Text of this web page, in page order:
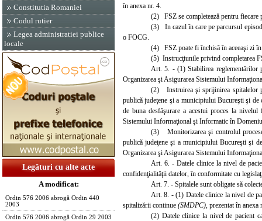
Constitutia Romaniei
Codul rutier
Legea administratiei publice
locale
Legături cu alte acte
A modificat:
Ordin 576 2006 abrogă Ordin 440
2003
Ordin 576 2006 abrogă Ordin 29 2003
în anexa nr. 4.
(2) FSZ se completează pentru fiecare
(3) In cazul în care pe parcursul
o FOCG.
(4) FSZ poate fi închisă în aceeaşi zi în
(5) Instrucţiunile privind completarea
Art. 5. - (1) Stabilirea reglementărilor
Organizarea şi Asigurarea Sistemului
(2) Instruirea şi sprijinirea spitalelor
publică judeţene şi a municipiului Bucureşti şi de
de buna desfăşurare a acestui proces la
Sistemului Informaţional şi Informatic în
(3) Monitorizarea şi controlul
publică judeţene şi a municipiului Bucureşti şi
Organizarea şi Asigurarea Sistemului
Art. 6. - Datele clinice la nivel de
confidenţialităţii datelor, în conformitate cu
Art. 7. - Spitalele sunt obligate să
Art. 8. - (1) Datele clinice la nivel de
spitalizării continue (SMDPC), prezentat în anexa
(2) Datele clinice la nivel de pacient